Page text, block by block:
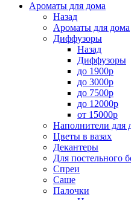
Ароматы для дома
Назад
Ароматы для дома
Диффузоры
Назад
Диффузоры
до 1900р
до 3000р
до 7500р
до 12000р
от 15000р
Наполнители для
Цветы в вазах
Декантеры
Для постельного
Спреи
Саше
Палочки